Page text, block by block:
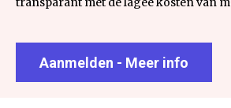
Aanmelden - Meer info